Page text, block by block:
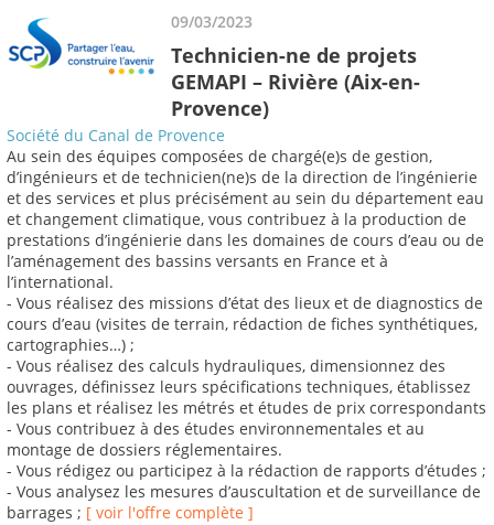
09/03/2023
Technicien-ne de projets
GEMAPI – Rivière (Aix-en-
Provence)
Société du Canal de Provence
Au sein des équipes composées de chargé(e)s de gestion,
d’ingénieurs et de technicien(ne)s de la direction de l’ingénierie
et des services et plus précisément au sein du département eau
et changement climatique, vous contribuez à la production de
prestations d’ingénierie dans les domaines de cours d’eau ou de
l’aménagement des bassins versants en France et à
l’international.
- Vous réalisez des missions d’état des lieux et de diagnostics de
cours d’eau (visites de terrain, rédaction de fiches synthétiques,
cartographies…) ;
- Vous réalisez des calculs hydrauliques, dimensionnez des
ouvrages, définissez leurs spécifications techniques, établissez
les plans et réalisez les métrés et études de prix correspondants
- Vous contribuez à des études environnementales et au
montage de dossiers réglementaires.
- Vous rédigez ou participez à la rédaction de rapports d’études ;
- Vous analysez les mesures d’auscultation et de surveillance de
barrages ; [ voir l'offre complète ]